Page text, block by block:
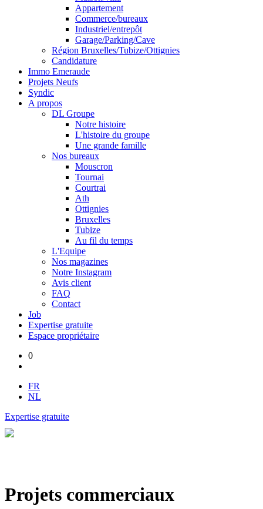
Appartement
Commerce/bureaux
Industriel/entrepôt
Garage/Parking/Cave
Région Bruxelles/Tubize/Ottignies
Candidature
Immo Emeraude
Projets Neufs
Syndic
A propos
DL Groupe
Notre histoire
L'histoire du groupe
Une grande famille
Nos bureaux
Mouscron
Tournai
Courtrai
Ath
Ottignies
Bruxelles
Tubize
Au fil du temps
L'Equipe
Nos magazines
Notre Instagram
Avis client
FAQ
Contact
Job
Expertise gratuite
Espace propriétaire
0
FR
NL
Expertise gratuite
Projets commerciaux